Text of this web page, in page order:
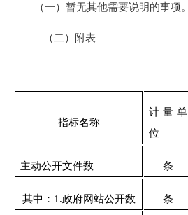
（一）暂无其他需要说明的事项。
（二）附表
指标名称
计量单
位
主动公开文件数 条
其中：1.政府网站公开数 条